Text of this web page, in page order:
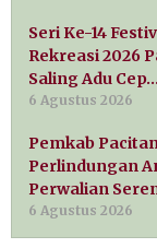
Seri Ke-14
Rekreasi 2026
Saling Adu Cep…
6 Agustus 2026
Pemkab
Perlindungan
Perwalian
6 Agustus 2026